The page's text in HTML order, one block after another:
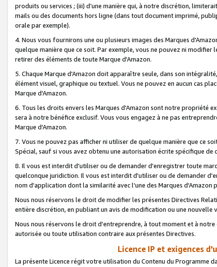
produits ou services ; (iii) d’une manière qui, à notre discrétion,
mails ou des documents hors ligne (dans tout document imprimé,
orale par exemple).
4. Nous vous fournirons une ou plusieurs images des Marques
quelque manière que ce soit. Par exemple, vous ne pouvez ni
retirer des éléments de toute Marque d'Amazon.
5. Chaque Marque d'Amazon doit apparaître seule, dans son
élément visuel, graphique ou textuel. Vous ne pouvez en aucun cas
Marque d'Amazon.
6. Tous les droits envers les Marques d'Amazon sont notre propriété
sera à notre bénéfice exclusif. Vous vous engagez à ne pas
Marque d'Amazon.
7. Vous ne pouvez pas afficher ni utiliser de quelque manière que ce
Spécial, sauf si vous avez obtenu une autorisation écrite spécifique de
8. Il vous est interdit d'utiliser ou de demander d'enregistrer toute
quelconque juridiction. Il vous est interdit d'utiliser ou de demander
nom d'application dont la similarité avec l'une des Marques
Nous nous réservons le droit de modifier les présentes Directives
entière discrétion, en publiant un avis de modification ou une nouvelle
Nous nous réservons le droit d'entreprendre, à tout moment et à
autorisée ou toute utilisation contraire aux présentes Directives.
Licence IP et exigences
La présente Licence régit votre utilisation du Contenu du Programme